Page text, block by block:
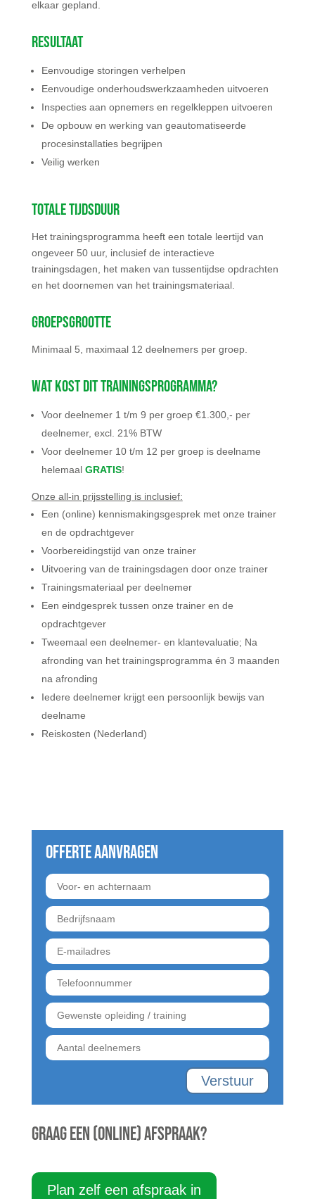
elkaar gepland.
Resultaat
Eenvoudige storingen verhelpen
Eenvoudige onderhoudswerkzaamheden uitvoeren
Inspecties aan opnemers en regelkleppen uitvoeren
De opbouw en werking van geautomatiseerde
procesinstallaties begrijpen
Veilig werken
Totale tijdsduur
Het trainingsprogramma heeft een totale leertijd van
ongeveer 50 uur, inclusief de interactieve
trainingsdagen, het maken van tussentijdse opdrachten
en het doornemen van het trainingsmateriaal.
Groepsgrootte
Minimaal 5, maximaal 12 deelnemers per groep.
Wat kost dit trainingsprogramma?
Voor deelnemer 1 t/m 9 per groep €1.300,- per
deelnemer, excl. 21% BTW
Voor deelnemer 10 t/m 12 per groep is deelname
helemaal GRATIS!
Onze all-in prijsstelling is inclusief:
Een (online) kennismakingsgesprek met onze trainer
en de opdrachtgever
Voorbereidingstijd van onze trainer
Uitvoering van de trainingsdagen door onze trainer
Trainingsmateriaal per deelnemer
Een eindgesprek tussen onze trainer en de
opdrachtgever
Tweemaal een deelnemer- en klantevaluatie; Na
afronding van het trainingsprogramma én 3 maanden
na afronding
Iedere deelnemer krijgt een persoonlijk bewijs van
deelname
Reiskosten (Nederland)
Offerte aanvragen
Verstuur
Graag een (online) afspraak?
Plan zelf een afspraak in